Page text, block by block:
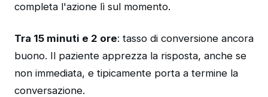
completa l'azione lì sul momento.
Tra 15 minuti e 2 ore: tasso di conversione ancora
buono. Il paziente apprezza la risposta, anche se
non immediata, e tipicamente porta a termine la
conversazione.